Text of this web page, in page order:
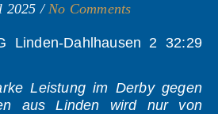
2025 / No Comments
Leistung im Derby gegen
aus Linden wird nur von